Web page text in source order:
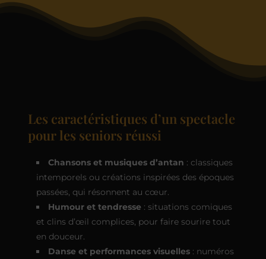
Les caractéristiques d’un spectacle
pour les seniors réussi
Chansons et musiques d’antan : classiques
intemporels ou créations inspirées des époques
passées, qui résonnent au cœur.
Humour et tendresse : situations comiques
et clins d’œil complices, pour faire sourire tout
en douceur.
Danse et performances visuelles: numéros